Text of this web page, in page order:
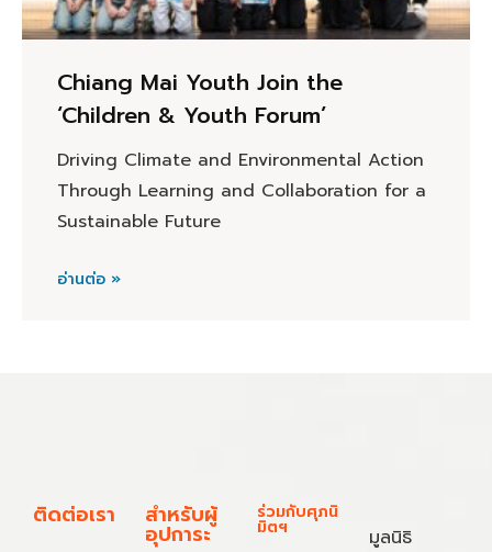
Chiang Mai Youth Join the
‘Children & Youth Forum’
Driving Climate and Environmental Action
Through Learning and Collaboration for a
Sustainable Future
อ่านต่อ »
ติดต่อเรา สำหรับผู้
อุปการะ
ร่วมกับศุภนิ
มิตฯ
มูลนิธิ